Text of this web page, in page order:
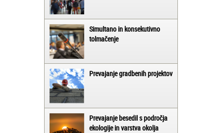
Simultano in konsekutivno
tolmačenje
Prevajanje gradbenih projektov
Prevajanje besedil s področja
ekologije in varstva okolja